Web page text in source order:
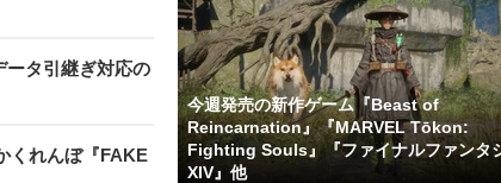
ータ引継ぎ対応の
くれんぼ『FAKE
今週発売の新作ゲーム『Beast of
Reincarnation』『MARVEL Tōkon:
Fighting Souls』『ファイナルファンタ
XIV』他